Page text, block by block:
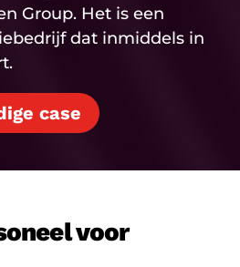
Group. Het is een
dat inmiddels in
case
voor